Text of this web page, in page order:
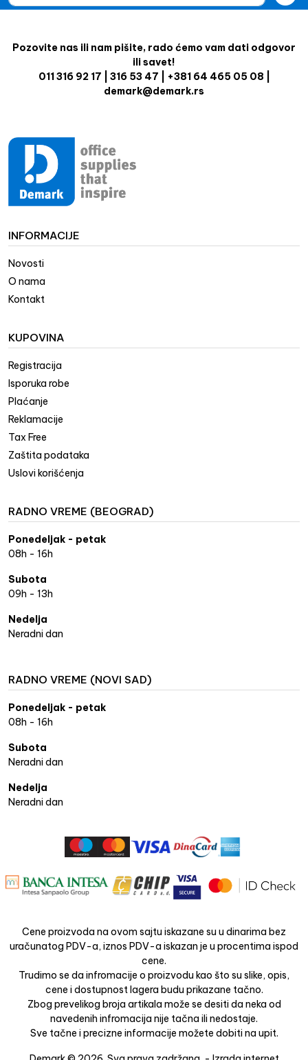
Pozovite nas ili nam pišite, rado ćemo vam dati odgovor
ili savet!
011 316 92 17 | 316 53 47 | +381 64 465 05 08 |
demark@demark.rs
INFORMACIJE
Novosti
O nama
Kontakt
KUPOVINA
Registracija
Isporuka robe
Plaćanje
Reklamacije
Tax Free
Zaštita podataka
Uslovi korišćenja
RADNO VREME (BEOGRAD)
Ponedeljak - petak
08h - 16h
Subota
09h - 13h
Nedelja
Neradni dan
RADNO VREME (NOVI SAD)
Ponedeljak - petak
08h - 16h
Subota
Neradni dan
Nedelja
Neradni dan
Cene proizvoda na ovom sajtu iskazane su u dinarima bez
uračunatog PDV-a, iznos PDV-a iskazan je u procentima ispod
cene.
Trudimo se da infromacije o proizvodu kao što su slike, opis,
cene i dostupnost lagera budu prikazane tačno.
Zbog prevelikog broja artikala može se desiti da neka od
navedenih infromacija nije tačna ili nedostaje.
Sve tačne i precizne informacije možete dobiti na upit.